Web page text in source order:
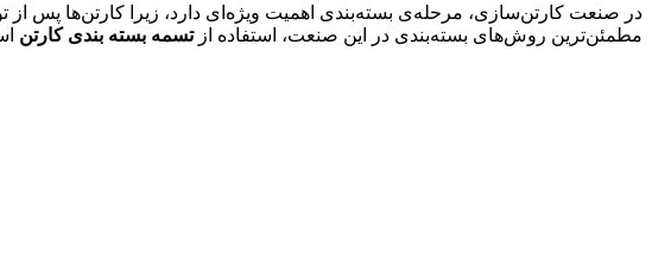
در صنعت کارتن‌سازی، مرحله‌ی بسته‌بندی اهمیت ویژه‌ای دارد، زیرا کارتن‌ها پس از
مطمئن‌ترین روش‌های بسته‌بندی در این صنعت، استفاده ازتسمه بسته بندی کارتن